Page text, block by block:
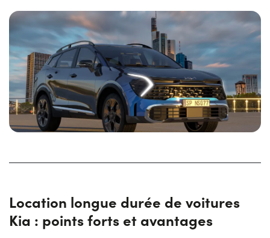
lld sans apport, ces options permettent de profiter d'une
flexibilité financière intéressante, tout en bénéficiant des
dernières innovations technologiques proposées par la
marque.
Location longue durée de voitures
Kia : points forts et avantages